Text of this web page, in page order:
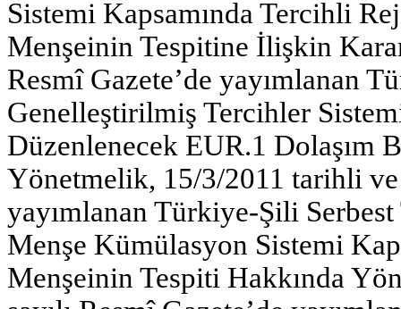
Sistemi Kapsamında Tercihli
Menşeinin Tespitine İlişkin
Resmî Gazete’de yayımlanan
Genelleştirilmiş Tercihler
Düzenlenecek EUR.1 Dolaşım
Yönetmelik, 15/3/2011 tarihli ve
yayımlanan Türkiye-Şili
Menşe Kümülasyon Sistemi
Menşeinin Tespiti Hakkında